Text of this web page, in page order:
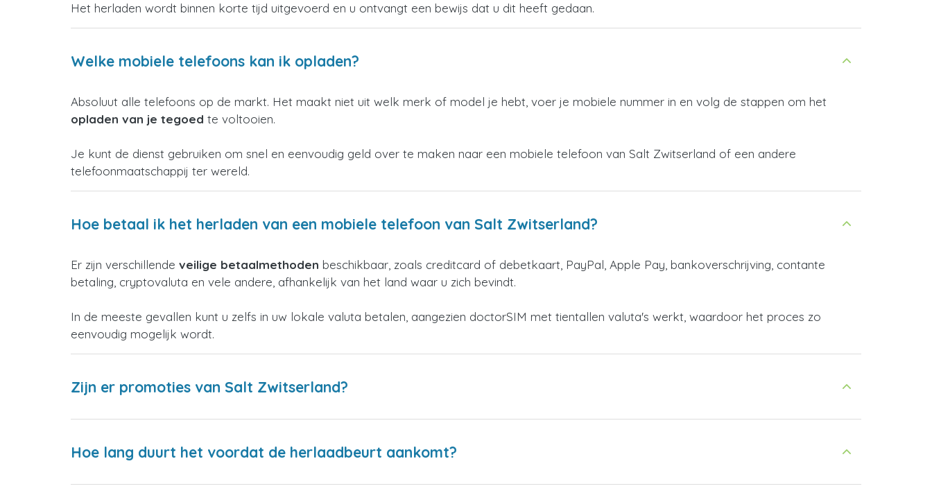
Het herladen wordt binnen korte tijd uitgevoerd en u ontvangt een bewijs dat u dit heeft gedaan.
Welke mobiele telefoons kan ik opladen?
Absoluut alle telefoons op de markt. Het maakt niet uit welk merk of model je hebt, voer je mobiele nummer in en volg de stappen om het
opladen van je tegoed te voltooien.
Je kunt de dienst gebruiken om snel en eenvoudig geld over te maken naar een mobiele telefoon van Salt Zwitserland of een andere
telefoonmaatschappij ter wereld.
Hoe betaal ik het herladen van een mobiele telefoon van Salt Zwitserland?
Er zijn verschillende veilige betaalmethoden beschikbaar, zoals creditcard of debetkaart, PayPal, Apple Pay, bankoverschrijving, contante
betaling, cryptovaluta en vele andere, afhankelijk van het land waar u zich bevindt.
In de meeste gevallen kunt u zelfs in uw lokale valuta betalen, aangezien doctorSIM met tientallen valuta's werkt, waardoor het proces zo
eenvoudig mogelijk wordt.
Zijn er promoties van Salt Zwitserland?
Hoe lang duurt het voordat de herlaadbeurt aankomt?